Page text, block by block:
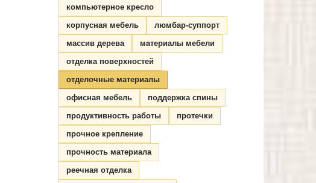
компьютерное кресло
корпусная мебель
люмбар-суппорт
массив дерева
материалы мебели
отделка поверхностей
отделочные материалы
офисная мебель
поддержка спины
продуктивность работы
протечки
прочное крепление
прочность материала
реечная отделка